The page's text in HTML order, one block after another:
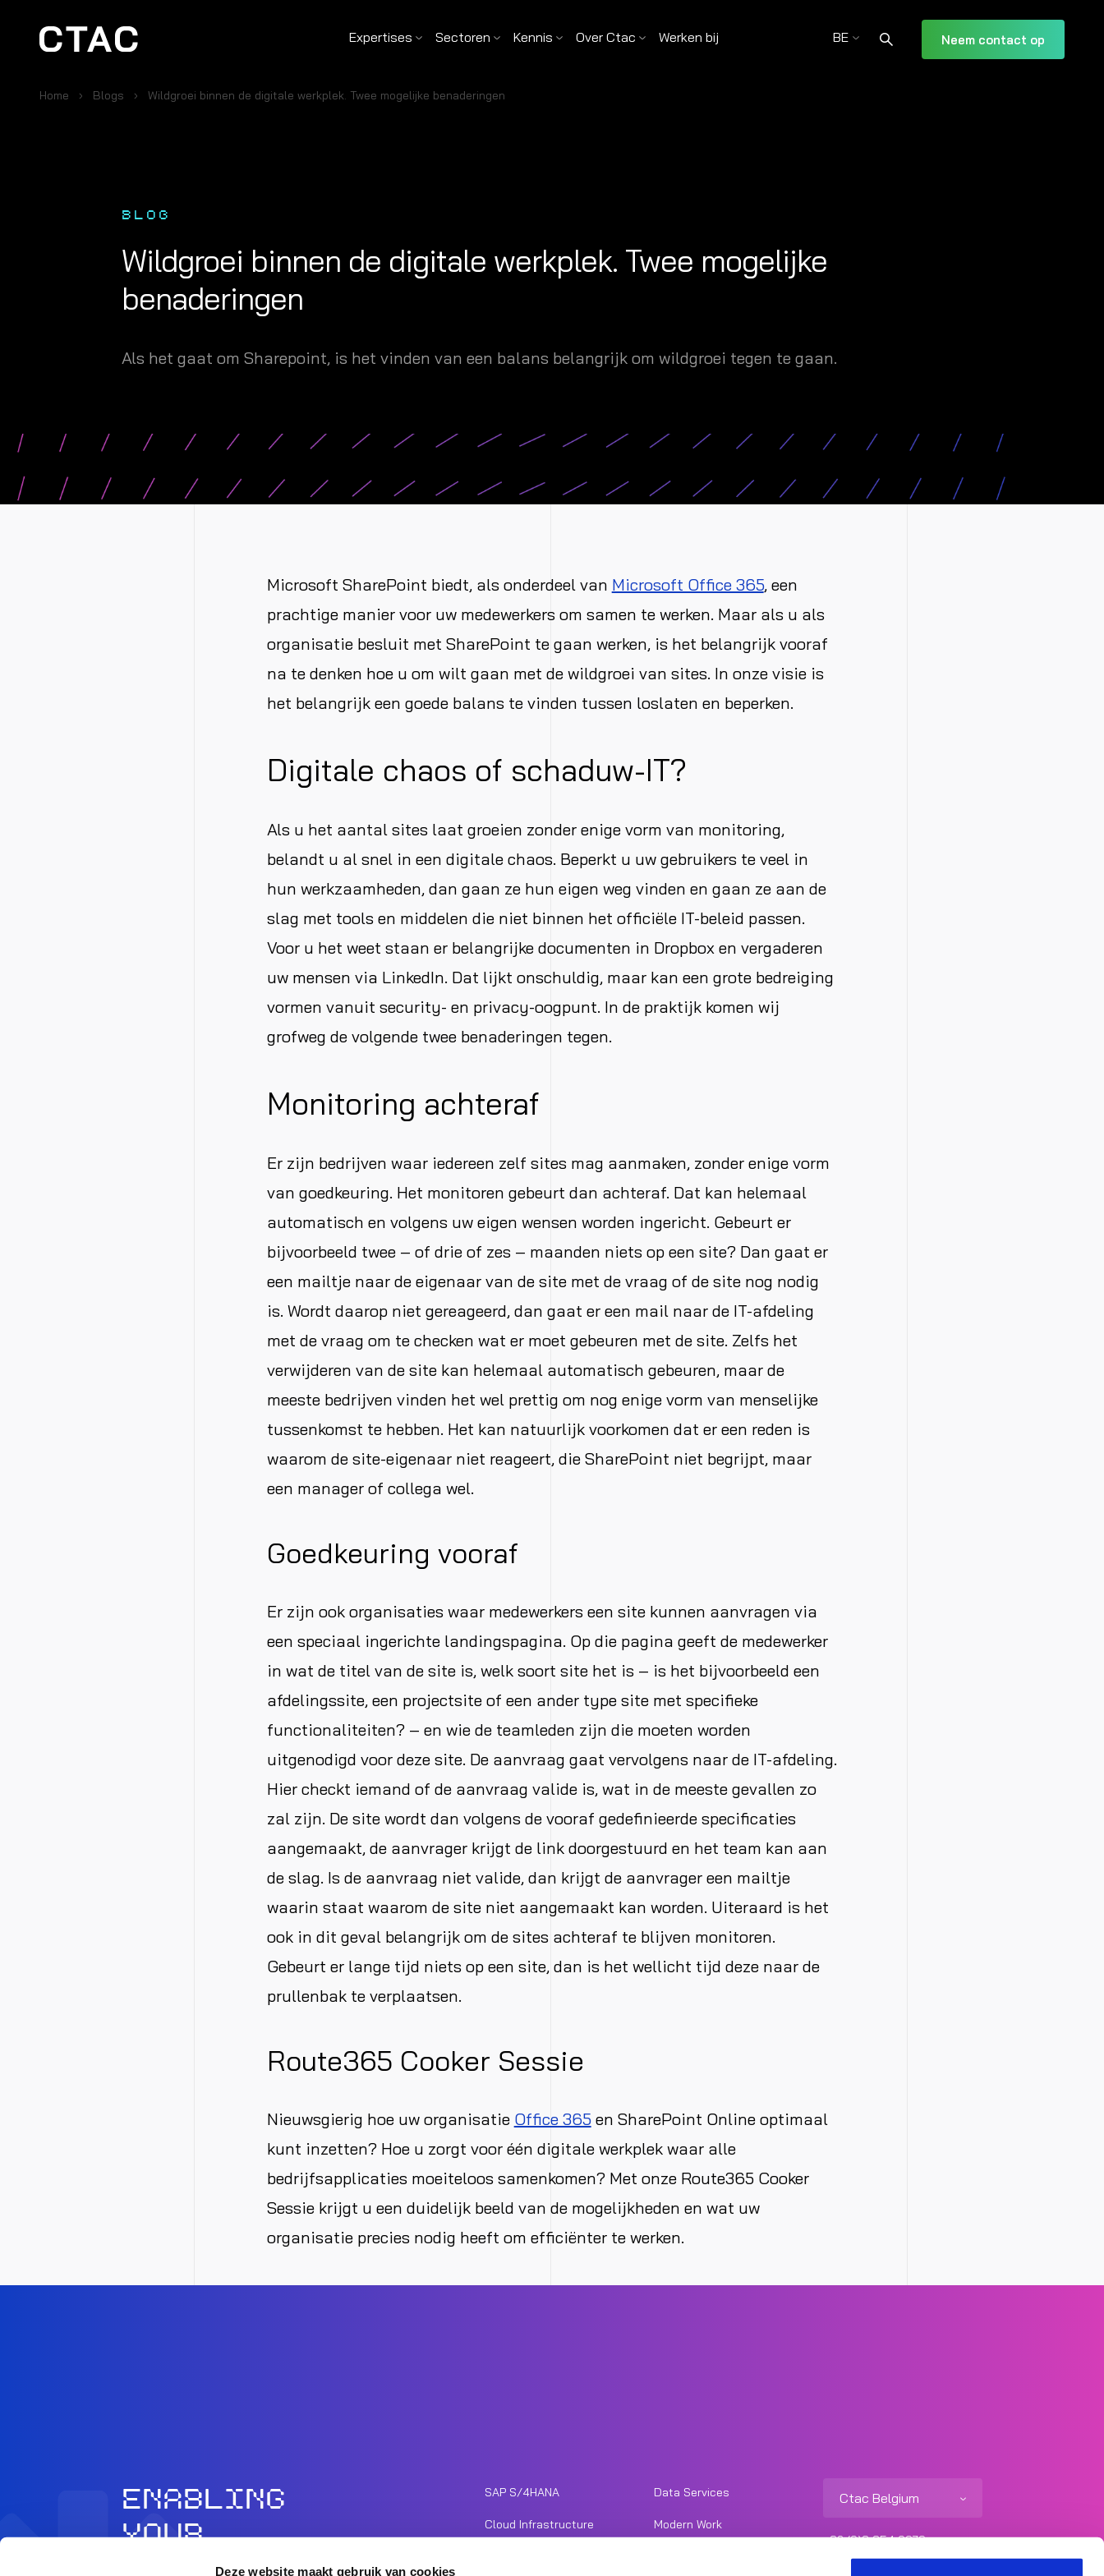
Deze website maakt gebruik van cookies
Expertises Sectoren Kennis Over Ctac Werken bij BE Neem contact op
Home Blogs Wildgroei binnen de digitale werkplek. Twee mogelijke benaderingen
BLOG
Wildgroei binnen de digitale werkplek. Twee mogelijke
benaderingen
Als het gaat om Sharepoint, is het vinden van een balans belangrijk om wildgroei tegen te gaan.
Microsoft SharePoint biedt, als onderdeel van Microsoft Office 365, een
prachtige manier voor uw medewerkers om samen te werken. Maar als u als
organisatie besluit met SharePoint te gaan werken, is het belangrijk vooraf
na te denken hoe u om wilt gaan met de wildgroei van sites. In onze visie is
het belangrijk een goede balans te vinden tussen loslaten en beperken.
Digitale chaos of schaduw-IT?
Als u het aantal sites laat groeien zonder enige vorm van monitoring,
belandt u al snel in een digitale chaos. Beperkt u uw gebruikers te veel in
hun werkzaamheden, dan gaan ze hun eigen weg vinden en gaan ze aan de
slag met tools en middelen die niet binnen het officiële IT-beleid passen.
Voor u het weet staan er belangrijke documenten in Dropbox en vergaderen
uw mensen via LinkedIn. Dat lijkt onschuldig, maar kan een grote bedreiging
vormen vanuit security- en privacy-oogpunt. In de praktijk komen wij
grofweg de volgende twee benaderingen tegen.
Monitoring achteraf
Er zijn bedrijven waar iedereen zelf sites mag aanmaken, zonder enige vorm
van goedkeuring. Het monitoren gebeurt dan achteraf. Dat kan helemaal
automatisch en volgens uw eigen wensen worden ingericht. Gebeurt er
bijvoorbeeld twee – of drie of zes – maanden niets op een site? Dan gaat er
een mailtje naar de eigenaar van de site met de vraag of de site nog nodig
is. Wordt daarop niet gereageerd, dan gaat er een mail naar de IT-afdeling
met de vraag om te checken wat er moet gebeuren met de site. Zelfs het
verwijderen van de site kan helemaal automatisch gebeuren, maar de
meeste bedrijven vinden het wel prettig om nog enige vorm van menselijke
tussenkomst te hebben. Het kan natuurlijk voorkomen dat er een reden is
waarom de site-eigenaar niet reageert, die SharePoint niet begrijpt, maar
een manager of collega wel.
Goedkeuring vooraf
Er zijn ook organisaties waar medewerkers een site kunnen aanvragen via
een speciaal ingerichte landingspagina. Op die pagina geeft de medewerker
in wat de titel van de site is, welk soort site het is – is het bijvoorbeeld een
afdelingssite, een projectsite of een ander type site met specifieke
functionaliteiten? – en wie de teamleden zijn die moeten worden
uitgenodigd voor deze site. De aanvraag gaat vervolgens naar de IT-afdeling.
Hier checkt iemand of de aanvraag valide is, wat in de meeste gevallen zo
zal zijn. De site wordt dan volgens de vooraf gedefinieerde specificaties
aangemaakt, de aanvrager krijgt de link doorgestuurd en het team kan aan
de slag. Is de aanvraag niet valide, dan krijgt de aanvrager een mailtje
waarin staat waarom de site niet aangemaakt kan worden. Uiteraard is het
ook in dit geval belangrijk om de sites achteraf te blijven monitoren.
Gebeurt er lange tijd niets op een site, dan is het wellicht tijd deze naar de
prullenbak te verplaatsen.
Route365 Cooker Sessie
Nieuwsgierig hoe uw organisatie Office 365en SharePoint Online optimaal
kunt inzetten? Hoe u zorgt voor één digitale werkplek waar alle
bedrijfsapplicaties moeiteloos samenkomen? Met onze Route365 Cooker
Sessie krijgt u een duidelijk beeld van de mogelijkheden en wat uw
organisatie precies nodig heeft om efficiënter te werken.
ENABLING
YOUR
AMBITION
Ctac Belgium
+32 (0)3 354 0979
info@ctac.be
SAP S/4HANA Data Services
Cloud Infrastructure Modern Work